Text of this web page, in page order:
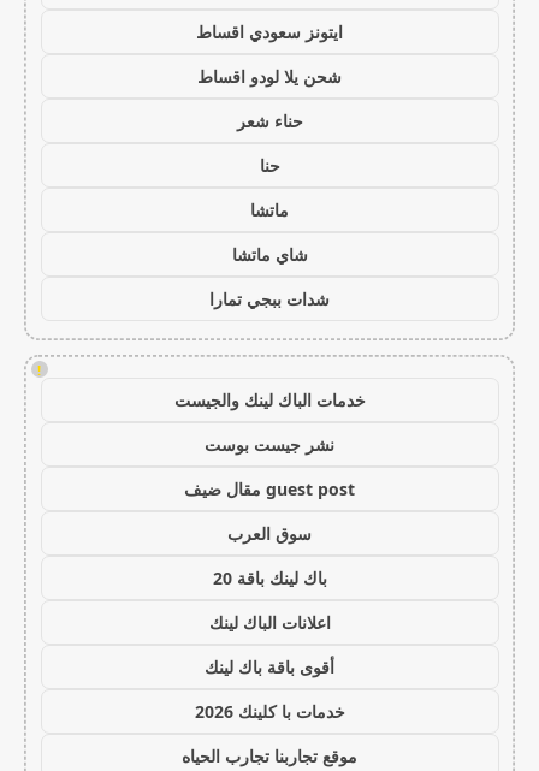
ايتونز سعودي اقساط
شحن يلا لودو اقساط
حناء شعر
حنا
ماتشا
شاي ماتشا
شدات ببجي تمارا
!
خدمات الباك لينك والجيست
نشر جيست بوست
guest post مقال ضيف
سوق العرب
باك لينك باقة 20
اعلانات الباك لينك
أقوى باقة باك لينك
خدمات با كلينك 2026
موقع تجاربنا تجارب الحياه